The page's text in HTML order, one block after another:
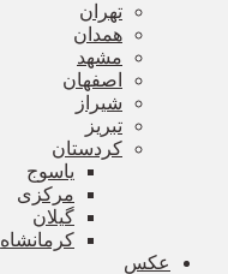
تهران
همدان
مشهد
اصفهان
شیراز
تبریز
کردستان
یاسوج
مرکزی
گیلان
کرمانشاه
عکس